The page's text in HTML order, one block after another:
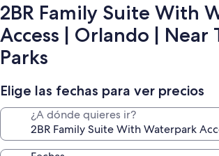
2BR Family Suite With
Access | Orlando | Near
Parks
Elige las fechas para ver precios
¿A dónde quieres ir?